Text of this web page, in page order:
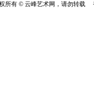
所有 © 云峰艺术网，请勿转载